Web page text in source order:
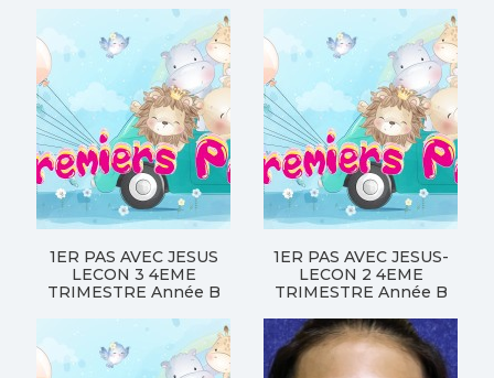
1ER PAS AVEC JESUS
LECON 3 4EME
TRIMESTRE Année B
1ER PAS AVEC JESUS-
LECON 2 4EME
TRIMESTRE Année B